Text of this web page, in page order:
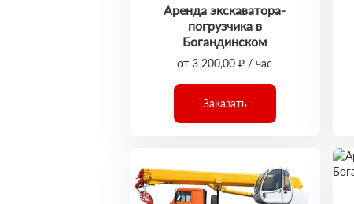
Аренда экскаватора-
погрузчика в
Богандинском
от 3 200,00 ₽ / час
Заказать